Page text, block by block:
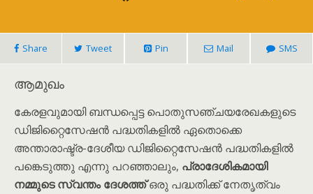
Share Tweet Pin Mail SMS
ആമുഖം
കേരളവുമായി ബന്ധപ്പെട്ട പൊതുസഞ്ചയരേഖകളുടെ
ഡിജിറ്റൈസേഷൻ പദ്ധതികളിൽ ഏതൊക്കെ
അന്താരാഷ്ട്ര-ദേശീയ ഡിജിറ്റൈസേഷൻ പദ്ധതികളിൽ
പങ്കെടുത്തു എന്നു പറഞ്ഞാലും, പ്രാദേശികമായി
നമ്മുടെ സ്വന്തം ദേശത്ത്ഒരു പദ്ധതിക്ക് നേതൃത്വം